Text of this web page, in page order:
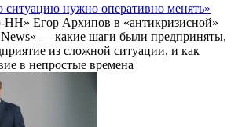
ситуацию нужно оперативно менять»
НН» Егор Архипов в «антикризисной»
News» — какие шаги были предприняты,
из сложной ситуации, и как
в непростые времена